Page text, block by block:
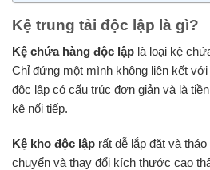
Kệ trung tải độc lập là gì?
Kệ chứa hàng độc lập là loại kệ
Chỉ đứng một mình không liên kết
độc lập có cấu trúc đơn giản và là
kệ nối tiếp.
Kệ kho độc lập rất dễ lắp đặt và
chuyển và thay đổi kích thước cao